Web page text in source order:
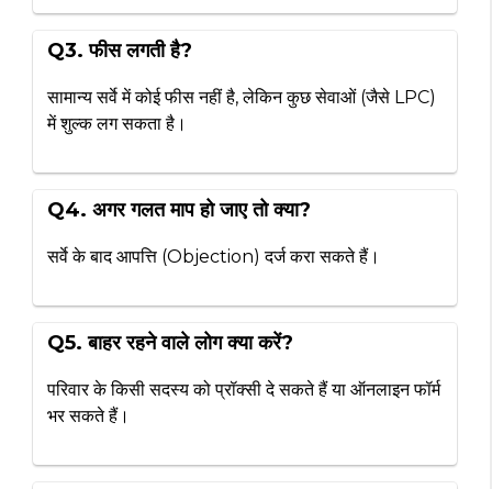
Q3. फीस लगती है?
सामान्य सर्वे में कोई फीस नहीं है, लेकिन कुछ सेवाओं (जैसे LPC)
में शुल्क लग सकता है।
Q4. अगर गलत माप हो जाए तो क्या?
सर्वे के बाद आपत्ति (Objection) दर्ज करा सकते हैं।
Q5. बाहर रहने वाले लोग क्या करें?
परिवार के किसी सदस्य को प्रॉक्सी दे सकते हैं या ऑनलाइन फॉर्म
भर सकते हैं।